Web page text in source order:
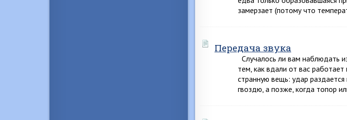
замерзает (потому что
Передача звука
Случалось ли вам наблюдать
тем, как вдали от вас
странную вещь: удар
гвоздю, а позже, когда топор